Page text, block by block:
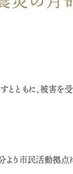
ともに、被害を
より市民活動拠